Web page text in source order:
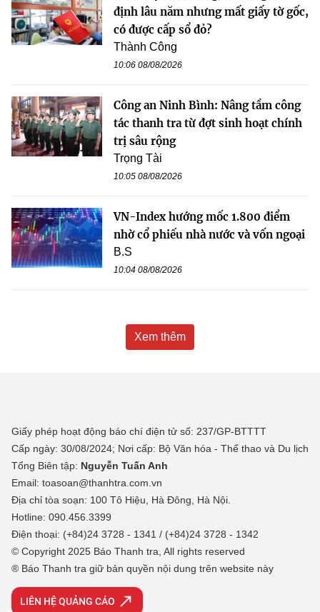
định lâu năm nhưng mất giấy tờ gốc,
có được cấp sổ đỏ?
Thành Công
10:06 08/08/2026
Công an Ninh Bình: Nâng tầm công
tác thanh tra từ đợt sinh hoạt chính
trị sâu rộng
Trọng Tài
10:05 08/08/2026
VN-Index hướng mốc 1.800 điểm
nhờ cổ phiếu nhà nước và vốn ngoại
B.S
10:04 08/08/2026
Xem thêm
Giấy phép hoạt động báo chí điện tử số: 237/GP-BTTTT
Cấp ngày: 30/08/2024; Nơi cấp: Bộ Văn hóa - Thể thao và Du lịch
Tổng Biên tập: Nguyễn Tuấn Anh
Email: toasoan@thanhtra.com.vn
Địa chỉ tòa soạn: 100 Tô Hiệu, Hà Đông, Hà Nội.
Hotline: 090.456.3399
Điện thoại: (+84)24 3728 - 1341 / (+84)24 3728 - 1342
© Copyright 2025 Báo Thanh tra, All rights reserved
® Báo Thanh tra giữ bản quyền nội dung trên website này
LIÊN HỆ QUẢNG CÁO